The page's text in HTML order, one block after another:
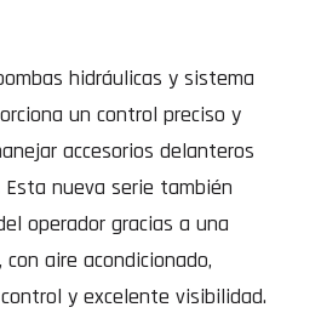
hidráulicas y sistema
un control preciso y
accesorios delanteros
nueva serie también
operador gracias a una
aire acondicionado,
y excelente visibilidad.